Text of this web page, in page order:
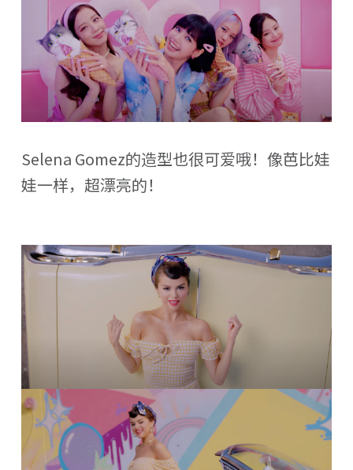
Selena Gomez的造型也很可爱哦！像芭比娃
娃一样，超漂亮的！